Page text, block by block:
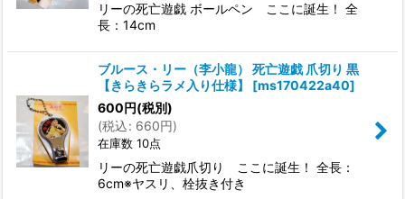
リーの死亡遊戯 ボールペン ここに誕生！ 全
長：14cm
ブルース・リー（李小龍） 死亡遊戯 爪切り 黒
【きらきらラメ入り仕様】
[ms170422a40]
600円(税別)
(税込: 660円)
在庫数 10点
リーの死亡遊戯爪切り ここに誕生！ 全長：
6cm※ヤスリ、栓抜き付き